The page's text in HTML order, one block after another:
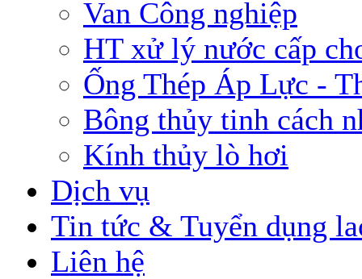
Van Công nghiệp
HT xử lý nước cấp
Ống Thép Áp Lực -
Bông thủy tinh cách
Kính thủy lò hơi
Dịch vụ
Tin tức & Tuyển dụng
Liên hệ